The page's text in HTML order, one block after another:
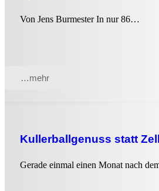
Von Jens Burmester In nur 86…
…mehr
Kullerballgenuss statt
Gerade einmal einen Monat nach